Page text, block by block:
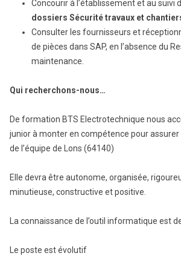
Concourir à l’établissement et au suivi
dossiers Sécurité travaux et
Consulter les fournisseurs et
de pièces dans SAP, en l’absence du
maintenance.
Qui recherchons-nous…
De formation BTS Electrotechnique nous
junior à monter en compétence pour assurer
de l’équipe de Lons (64140)
Elle devra être autonome, organisée,
minutieuse, constructive et positive.
La connaissance de l’outil informatique est
Le poste est évolutif